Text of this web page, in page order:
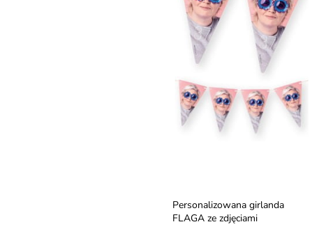
Personalizowana girlanda
FLAGA ze zdjęciami